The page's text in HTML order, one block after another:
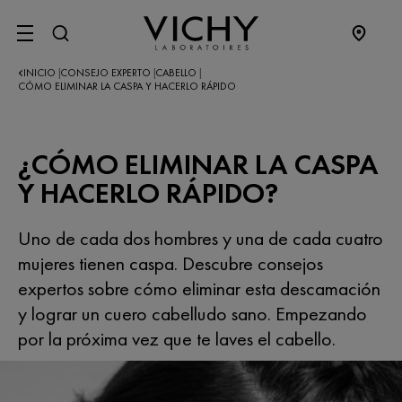
SITE MENU
INICIO CONSEJO EXPERTO CABELLO
CÓMO ELIMINAR LA CASPA Y HACERLO RÁPIDO
¿CÓMO ELIMINAR LA CASPA
Y HACERLO RÁPIDO?
Uno de cada dos hombres y una de cada cuatro
mujeres tienen caspa. Descubre consejos
expertos sobre cómo eliminar esta descamación
y lograr un cuero cabelludo sano. Empezando
por la próxima vez que te laves el cabello.